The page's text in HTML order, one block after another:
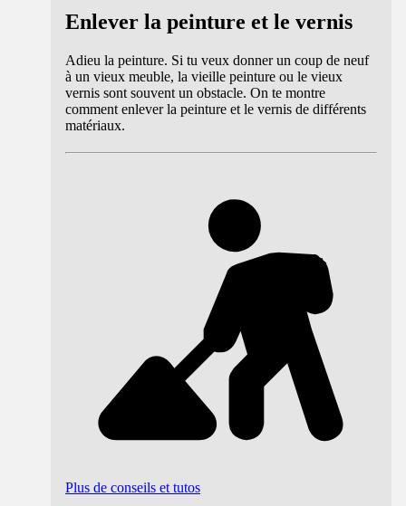
Enlever la peinture et le vernis
Adieu la peinture. Si tu veux donner un coup de neuf
à un vieux meuble, la vieille peinture ou le vieux
vernis sont souvent un obstacle. On te montre
comment enlever la peinture et le vernis de différents
matériaux.
Plus de conseils et tutos